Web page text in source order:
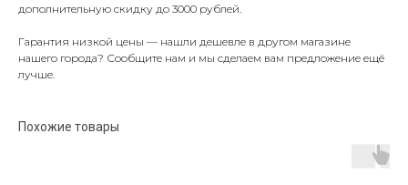
дополнительную скидку до 3000 рублей.
Гарантия низкой цены — нашли дешевле в другом магазине
нашего города? Сообщите нам и мы сделаем вам предложение ещё
лучше.
Похожие товары